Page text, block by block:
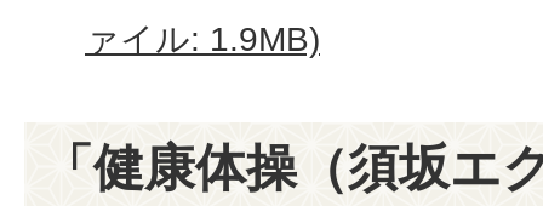
ァイル: 1.9MB)
「健康体操（須坂エ